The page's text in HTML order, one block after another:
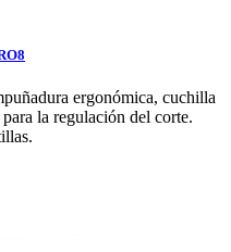
ergonómica, cuchilla
la regulación del corte.